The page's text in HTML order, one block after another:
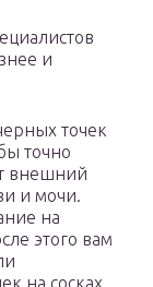
и
точек
точно
внешний
и мочи.
на
этого вам
на сосках.